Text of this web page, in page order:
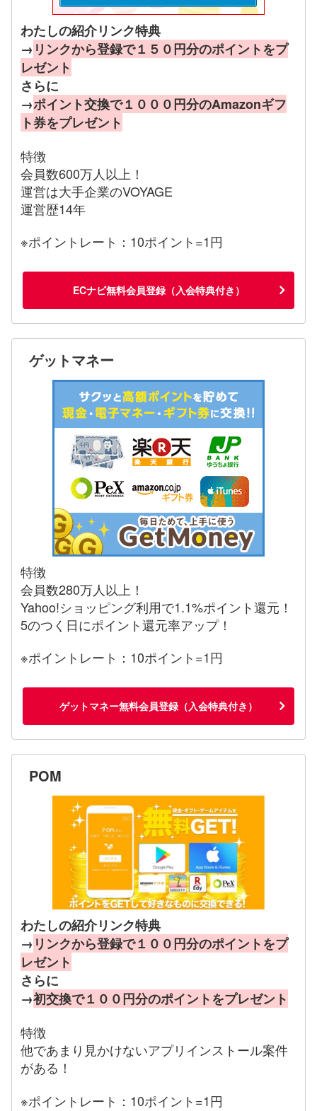
わたしの紹介リンク特典
→ リンクから登録で１５０円分のポイントをプ
レゼント
さらに
→ポイント交換で１０００円分のAmazonギフ
ト券をプレゼント
特徴
会員数600万人以上！
運営は大手企業のVOYAGE
運営歴14年
※ポイントレート：10ポイント=1円
ECナビ無料会員登録（入会特典付き）
ゲットマネー
特徴
会員数280万人以上！
Yahoo!ショッピング利用で1.1%ポイント還元！
5のつく日にポイント還元率アップ！
※ポイントレート：10ポイント=1円
ゲットマネー無料会員登録（入会特典付き）
POM
わたしの紹介リンク特典
→ リンクから登録で１００円分のポイントをプ
レゼント
さらに
→初交換で１００円分のポイントをプレゼント
特徴
他であまり見かけないアプリインストール案件
がある！
※ポイントレート：10ポイント=1円